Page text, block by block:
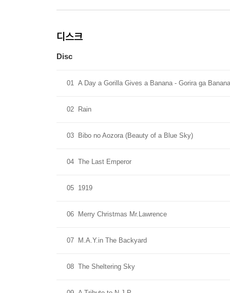
디스크
Disc
01 A Day a Gorilla Gives a Banana - Gorira ga
02 Rain
03 Bibo no Aozora (Beauty of a Blue Sky)
04 The Last Emperor
05 1919
06 Merry Christmas Mr.Lawrence
07 M.A.Y.in The Backyard
08 The Sheltering Sky